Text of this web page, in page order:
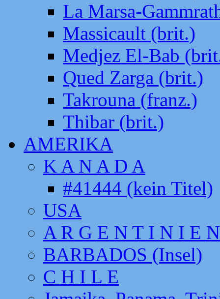
La Marsa-
Massicault (brit.)
Medjez El-Bab
Qued Zarga (brit.)
Takrouna (franz.)
Thibar (brit.)
AMERIKA
K A N A D A
#41444 (kein Titel)
USA
A R G E N T I N I E N
BARBADOS (Insel)
C H I L E